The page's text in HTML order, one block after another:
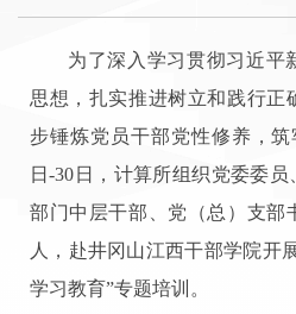
为了深入学习贯彻习近平
思想，扎实推进树立和践行正
步锤炼党员干部党性修养，
日-30日，计算所组织党委委
部门中层干部、党（总）支部
人，赴井冈山江西干部学院开
学习教育”专题培训。